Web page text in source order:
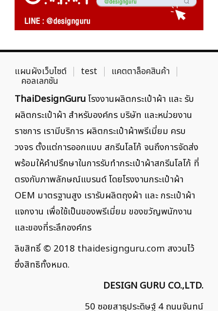
แผนผังเว็บไซต์ test แคตตาล็อคสินค้า
คอลเลกชัน
ThaiDesignGuruโรงงานผลิตกระเป๋าผ้า และ รับ
ผลิตกระเป๋าผ้า สำหรับองค์กร บริษัท และหน่วยงาน
ราชการ เรามีบริการ ผลิตกระเป๋าผ้าพรีเมี่ยม ครบ
วงจร ตั้งแต่การออกแบบ สกรีนโลโก้ จนถึงการจัดส่ง
พร้อมให้คำปรึกษาในการรับทำกระเป๋าผ้าสกรีนโลโก้ ที่
ตรงกับภาพลักษณ์แบรนด์ โดยโรงงานกระเป๋าผ้า
OEM มาตรฐานสูง เรารับผลิตถุงผ้า และ กระเป๋าผ้า
แจกงาน เพื่อใช้เป็นของพรีเมี่ยม ของขวัญพนักงาน
และของที่ระลึกองค์กร
ลิขสิทธิ์ © 2018 thaidesignguru.com สงวนไว้
ซึ่งสิทธิทั้งหมด.
DESIGN GURU CO.,LTD.
50 ซอยสาธุประดิษฐ์ 4 ถนนจันทน์